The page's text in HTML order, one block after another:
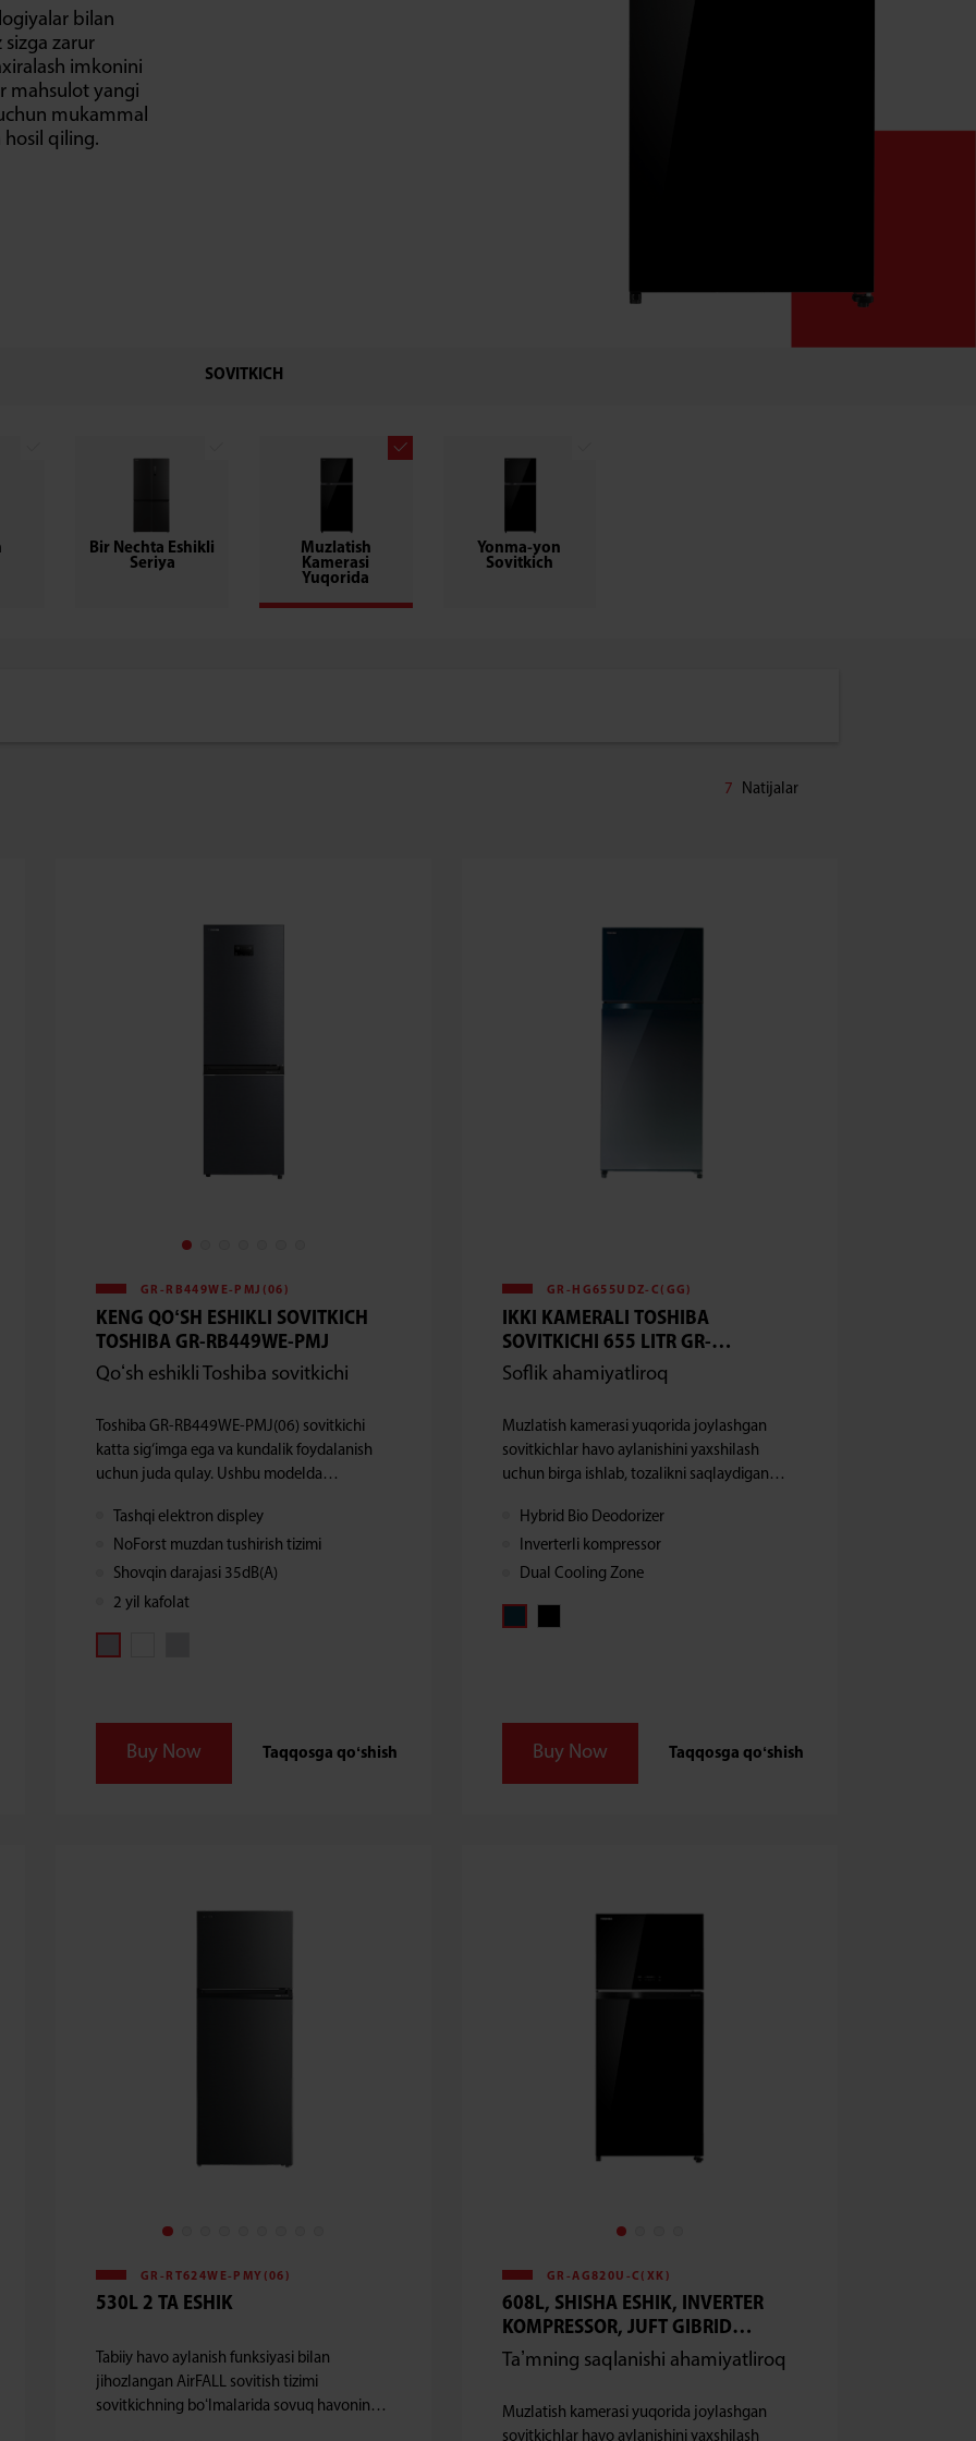
bilan
zarur
imkonini
mahsulot yangi
mukammal
hosil qiling.
SOVITKICH
Bir Nechta Eshikli
Seriya
Muzlatish
Kamerasi
Yuqorida
Yonma-yon
Sovitkich
7 Natijalar
GR-RB449WE-PMJ(06)
KENG QOʻSH ESHIKLI SOVITKICH
TOSHIBA GR-RB449WE-PMJ
Qoʻsh eshikli Toshiba sovitkichi
Toshiba GR-RB449WE-PMJ(06) sovitkichi
katta sig‘imga ega va kundalik foydalanish
uchun juda qulay. Ushbu modelda
kamerasini vaqti-vaqti bilan muzdan
tushirishga hojat qoldirmay, oson va qulay
xizmat koʻrsatish imkonini beradi.
Tashqi elektron displey
NoForst muzdan tushirish tizimi
Shovqin darajasi 35dB(A)
2 yil kafolat
Buy Now Taqqosga qoʻshish
GR-HG655UDZ-C(GG)
IKKI KAMERALI TOSHIBA
SOVITKICHI 655 LITR GR-
HG655UDZ-C
Soflik ahamiyatliroq
Muzlatish kamerasi yuqorida joylashgan
sovitkichlar havo aylanishini yaxshilash
uchun birga ishlab, tozalikni saqlaydigan
mahsulotlarning uzoq saqlanishini
taʼminlaydigan LED Hybrid & Ag+ BIO
dezotorlar ishlatilgan qOʻSH gibrid
Hybrid Bio Deodorizer
Inverterli kompressor
Dual Cooling Zone
Buy Now Taqqosga qoʻshish
GR-RT624WE-PMY(06)
530L 2 TA ESHIK
Tabiiy havo aylanish funksiyasi bilan
jihozlangan AirFALL sovitish tizimi
sovitkichning boʻlmalarida sovuq havoning
GR-AG820U-C(XK)
608L, SHISHA ESHIK, INVERTER
KOMPRESSOR, JUFT GIBRID
DEZODORIZATOR, GʻOYATDA
MUSAFFO
Taʼmning saqlanishi ahamiyatliroq
Muzlatish kamerasi yuqorida joylashgan
sovitkichlar havo aylanishini yaxshilash